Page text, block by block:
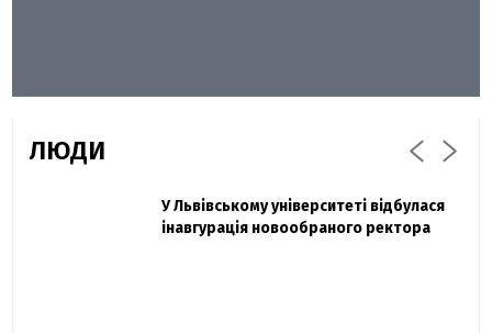
ЛЮДИ
Павло Дак
«Час не лікує, лише притуплює біль»:
Захисник "Азовсталі" Діанов вдруге
одружився та показав фото з весілля
У Львівському університеті відбулася
інавгурація новообраного ректора